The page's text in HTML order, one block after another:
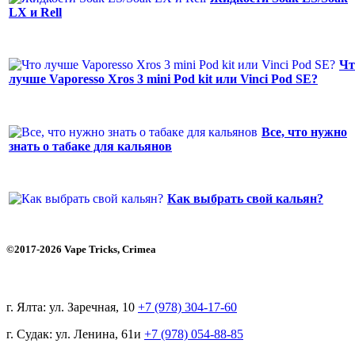
LX и Rell
лучше Vaporesso Xros 3 mini Pod kit или Vinci Pod SE?
Все, что нужно
знать о табаке для кальянов
Как выбрать свой кальян?
©2017-2026 Vape Tricks, Crimea
г. Ялта: ул. Заречная, 10 +7 (978) 304-17-60
г. Судак: ул. Ленина, 61и +7 (978) 054-88-85